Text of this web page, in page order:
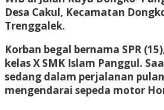
Desa Cakul, Kecamatan
Trenggalek.
Korban begal bernama SPR
kelas X SMK Islam Panggul.
sedang dalam perjalanan
mengendarai sepeda motor